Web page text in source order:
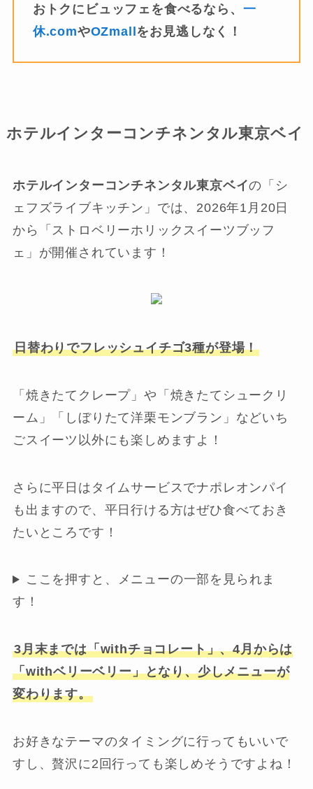
おトクにビュッフェを食べるなら、 一
休.comやOZmall をお見逃しなく！
ホテルインターコンチネンタル東京ベイ
ホテルインターコンチネンタル東京ベイの「シ
ェフズライブキッチン」では、2026年1月20日
から「ストロベリーホリックスイーツブッフ
ェ」が開催されています！
日替わりでフレッシュイチゴ3種が登場！
「焼きたてクレープ」や「焼きたてシュークリ
ーム」「しぼりたて洋栗モンブラン」などいち
ごスイーツ以外にも楽しめますよ！
さらに平日はタイムサービスでナポレオンパイ
も出ますので、平日行ける方はぜひ食べておき
たいところです！
ここを押すと、メニューの一部を見られま
す！
3月末までは「withチョコレート」、4月からは
「withベリーベリー」となり、少しメニューが
変わります。
お好きなテーマのタイミングに行ってもいいで
すし、贅沢に2回行っても楽しめそうですよね！